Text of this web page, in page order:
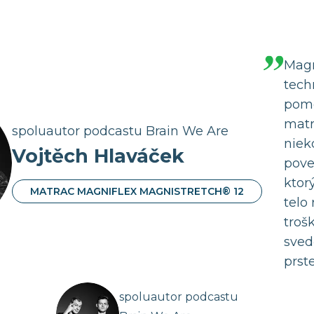
spoluautor podcastu Brain We Are
Vojtěch Hlaváček
MATRAC MAGNIFLEX MAGNISTRETCH® 12
telo
spoluautor podcastu